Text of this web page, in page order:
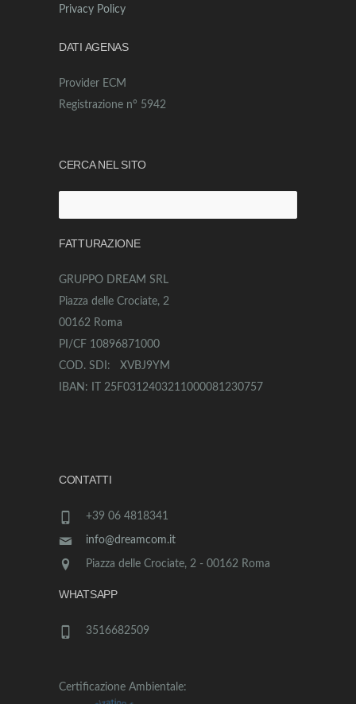
Privacy Policy
DATI AGENAS
Provider ECM
Registrazione n° 5942
CERCA NEL SITO
per:
FATTURAZIONE
GRUPPO DREAM SRL
Piazza delle Crociate, 2
00162 Roma
PI/CF 10896871000
COD. SDI: XVBJ9YM
IBAN: IT 25F0312403211000081230757
CONTATTI
+39 06 4818341
info@dreamcom.it
Piazza delle Crociate, 2 - 00162 Roma
WHATSAPP
3516682509
Certificazione Ambientale: